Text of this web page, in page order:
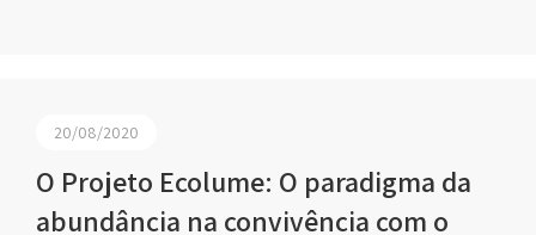
20/08/2020
O Projeto Ecolume: O paradigma da
abundância na convivência com o